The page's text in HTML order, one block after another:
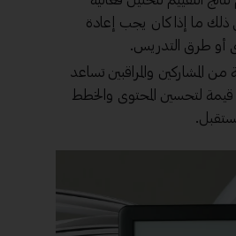
في ذلك ما إذا كان يجب إعادة
أو طرق التدريس.
من المشاركين والمراقبين تساعد
قيمة لتحسين المحتوى والخطط